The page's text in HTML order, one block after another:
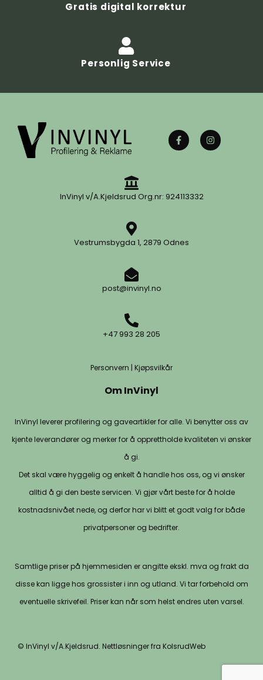
Gratis digital korrektur
Personlig Service
InVinyl v/A.Kjeldsrud Org.nr: 924113332
Vestrumsbygda 1, 2879 Odnes
post@invinyl.no
+47 993 28 205
Personvern | Kjøpsvilkår
Om InVinyl
InVinyl leverer profilering og gaveartikler for alle. Vi benytter oss av
kjente leverandører og merker for å opprettholde kvaliteten vi ønsker
å gi.
Det skal være hyggelig og enkelt å handle hos oss, og vi ønsker
alltid å gi den beste servicen. Vi gjør vårt beste for å holde
kostnadsnivået nede, og derfor har vi blitt et godt valg for både
privatpersoner og bedrifter.
Samtlige priser på hjemmesiden er angitte ekskl. mva og frakt da
disse kan ligge hos grossister i inn og utland. Vi tar forbehold om
eventuelle skrivefeil. Priser kan når som helst endres uten varsel.
© InVinyl v/A.Kjeldsrud. Nettløsninger fra KolsrudWeb